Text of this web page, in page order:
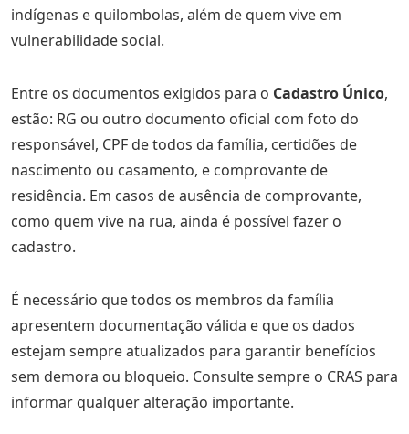
indígenas e quilombolas, além de quem vive em
vulnerabilidade social.
Entre os documentos exigidos para o Cadastro Único,
estão: RG ou outro documento oficial com foto do
responsável, CPF de todos da família, certidões de
nascimento ou casamento, e comprovante de
residência. Em casos de ausência de comprovante,
como quem vive na rua, ainda é possível fazer o
cadastro.
É necessário que todos os membros da família
apresentem documentação válida e que os dados
estejam sempre atualizados para garantir benefícios
sem demora ou bloqueio. Consulte sempre o CRAS para
informar qualquer alteração importante.